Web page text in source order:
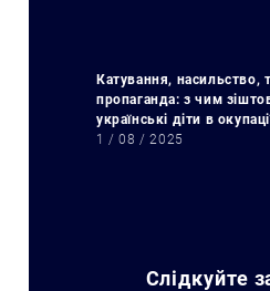
Катування, насильство,
пропаганда: з чим
українські діти в
1 / 08 / 2025
Слідкуйте